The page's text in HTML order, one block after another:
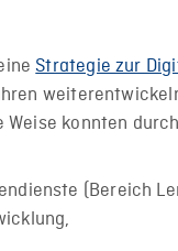
Strategie zur
konnten
(Bereich